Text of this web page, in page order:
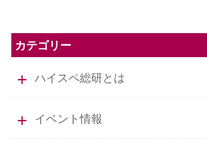
カテゴリー
ハイスペ総研とは
イベント情報